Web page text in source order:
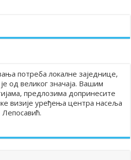
потреба локалне заједнице,
од великог значаја. Вашим
предлозима допринесите
визије уређења центра насеља
Лепосавић.